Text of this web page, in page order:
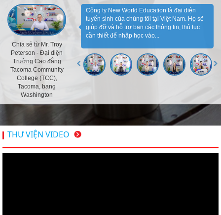
Chia sẻ từ Mr. Troy
Peterson - Đại diện
Trường Cao đẳng
Tacoma Community
College (TCC),
Tacoma, bang
Washington
Công ty New World Education là đại diện
tuyển sinh của chúng tôi tại Việt Nam. Họ sẽ
giúp đỡ và hỗ trợ bạn các thông tin, thủ tục
cần thiết để nhập học vào...
THƯ VIỆN VIDEO